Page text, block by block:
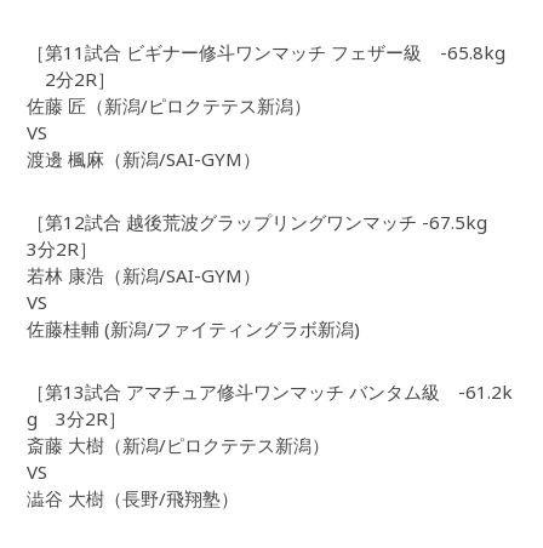
［第11試合 ビギナー修斗ワンマッチ フェザー級 -65.8kg
2分2R］
佐藤 匠（新潟/ピロクテテス新潟）
VS
渡邊 楓麻（新潟/SAI-GYM）
［第12試合 越後荒波グラップリングワンマッチ -67.5kg
3分2R］
若林 康浩（新潟/SAI-GYM）
VS
佐藤桂輔 (新潟/ファイティングラボ新潟)
［第13試合 アマチュア修斗ワンマッチ バンタム級 -61.2k
g 3分2R］
斎藤 大樹（新潟/ピロクテテス新潟）
VS
澁谷 大樹（長野/飛翔塾）